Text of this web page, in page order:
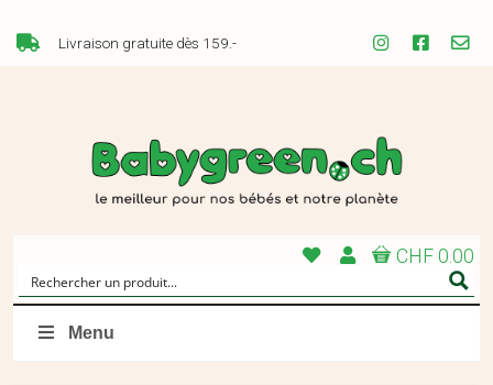
Livraison gratuite dès 159.-
CHF 0.00
Menu